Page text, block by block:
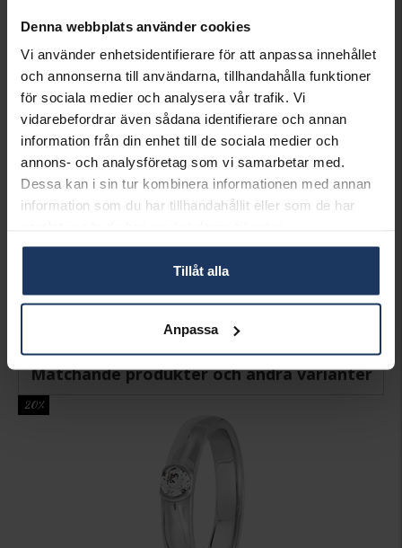
Denna webbplats använder cookies
Vi använder enhetsidentifierare för att anpassa innehållet
och annonserna till användarna, tillhandahålla funktioner
för sociala medier och analysera vår trafik. Vi
vidarebefordrar även sådana identifierare och annan
information från din enhet till de sociala medier och
annons- och analysföretag som vi samarbetar med.
Dessa kan i sin tur kombinera informationen med annan
information som du har tillhandahållit eller som de har
Tillåt alla
Anpassa
Öppet köp i 30 dagar vid onlineköp.
INFO
BREDD CA (MM)
3,5
HÖJD CA (MM)
1,5-2,5
VARUMÄRKE
Story of Love
MODELL
Dublin
MATERIAL
Guld
ÄDELMETALL
18K Gold
STEN/PÄRLA
Diamant
DIAMANTSLIPNING
Briljant
Wesselton (H)
VIKT CA (GRAM)
4,44
0.150
Matchande produkter och andra varianter
20%